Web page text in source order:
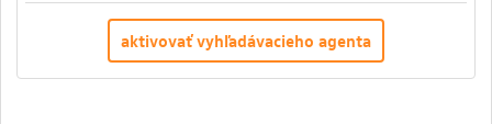
aktivovať vyhľadávacieho agenta